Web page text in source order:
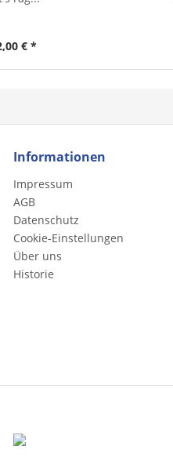
€ *
Informationen
Impressum
AGB
Datenschutz
Cookie-Einstellungen
Über uns
Historie